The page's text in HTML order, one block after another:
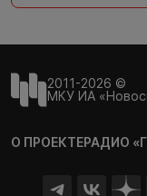
2011-2026 ©
МКУ ИА
О ПРОЕКТЕРАДИО